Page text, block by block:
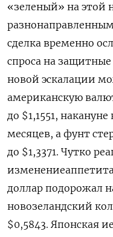
«зеленый» на этой
сделка временно
спроса ‌на
новой эскалации
американскую
до $1,1551,
месяцев, ‌а фунт
до $1,3371. Чутко
доллар подорожал
новозеландский
$0,5843. Японская